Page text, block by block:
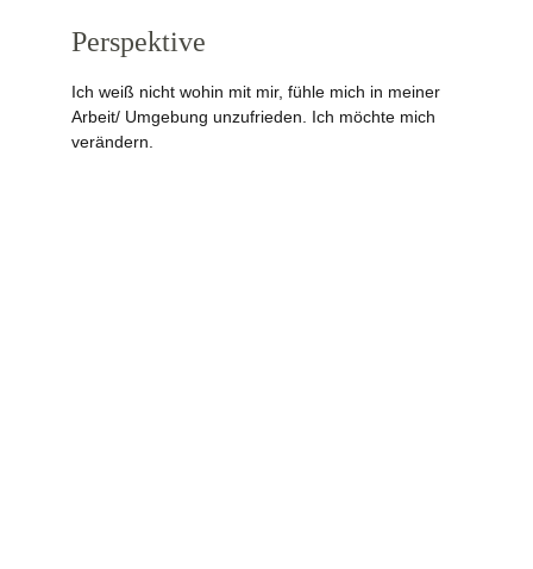
Perspektive
Ich weiß nicht wohin mit mir, fühle mich in meiner
Arbeit/ Umgebung unzufrieden. Ich möchte mich
verändern.